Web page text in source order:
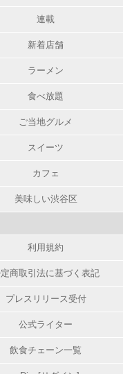
連載
新着店舗
ラーメン
食べ放題
ご当地グルメ
スイーツ
カフェ
美味しい渋谷区
利用規約
商取引法に基づく表記
プレスリリース受付
公式ライター
飲食チェーン一覧